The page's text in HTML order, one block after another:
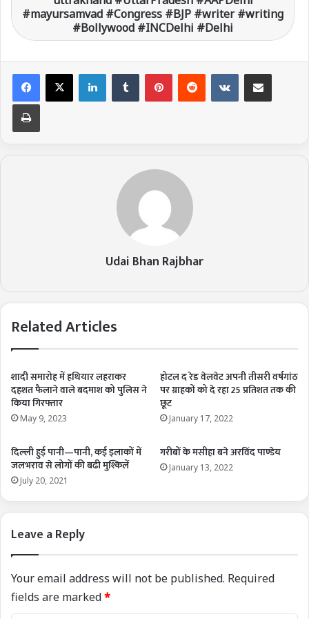
#mayursamvad #Congress #BJP #writer #writing
#Bollywood #INCDelhi #Delhi
LinkedIn VKontakte
Udai Bhan Rajbhar
Related Articles
शादी समारोह में हथियार लहराकर
दहशत फैलाने वाले बदमाश को पुलिस ने
किया गिरफ्तार
May 9, 2023
होटल द रेड वेलवेट अपनी तीसरी वर्षगांठ
पर ग्राहकों को दे रहा 25 प्रतिशत तक की
छूट
January 17, 2022
दिल्ली हुई पानी—पानी, कई इलाकों में
जलभराव से लोगों की बढी मुश्किलें
July 20, 2021
गरीबों के मसीहा बने अरविंद पाण्डेय
January 13, 2022
Leave a Reply
Your email address will not be published. Required
fields are marked*